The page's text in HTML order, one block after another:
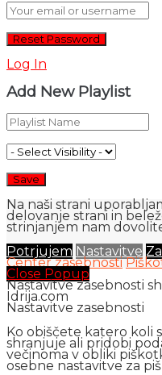
Log In
Add New Playlist
Na naši strani
delovanje strani in
strinjanjem nam
Potrjujem Nastavitve
Center zasebnosti
Close Popup
Nastavitve zasebnosti
Idrija.com
Nastavitve zasebnosti
Ko obiščete katero koli
shranjuje ali pridobi
večinoma v obliki
osebne nastavitve za